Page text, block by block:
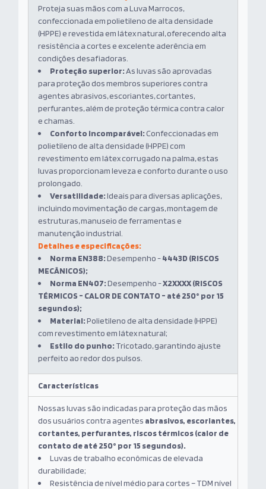
Proteja suas mãos com a Luva Marrocos,
confeccionada em polietileno de alta densidade
(HPPE) e revestida em látex natural, oferecendo alta
resistência a cortes e excelente aderência em
condições desafiadoras.
Proteção superior:As luvas são aprovadas
para proteção dos membros superiores contra
agentes abrasivos, escoriantes, cortantes,
perfurantes, além de proteção térmica contra calor
e chamas.
Conforto incomparável:Confeccionadas em
polietileno de alta densidade (HPPE) com
revestimento em látex corrugado na palma, estas
luvas proporcionam leveza e conforto durante o uso
prolongado.
Versatilidade:Ideais para diversas aplicações,
incluindo movimentação de cargas, montagem de
estruturas, manuseio de ferramentas e
manutenção industrial.
Detalhes e especificações:
Norma EN388:Desempenho -4443D (RISCOS
MECÂNICOS);
Norma EN407:Desempenho -X2XXXX (RISCOS
TÉRMICOS - CALOR DE CONTATO - até 250° por 15
segundos);
Material:Polietileno de alta densidade (HPPE)
com revestimento em látex natural;
Estilo do punho: Tricotado, garantindo ajuste
perfeito ao redor dos pulsos.
Características
Nossas luvas são indicadas para proteção das mãos
dos usuários contra agentes abrasivos, escoriantes,
cortantes, perfurantes, riscos térmicos (calor de
contato de até 250° por 15 segundos).
Luvas de trabalho econômicas de elevada
durabilidade;
Resistência de nível médio para cortes – TDM nível